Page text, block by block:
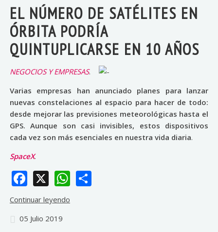
EL NÚMERO DE SATÉLITES EN
ÓRBITA PODRÍA
QUINTUPLICARSE EN 10 AÑOS
NEGOCIOS Y EMPRESAS.
Varias empresas han anunciado planes para lanzar
nuevas constelaciones al espacio para hacer de todo:
desde mejorar las previsiones meteorológicas hasta el
GPS. Aunque son casi invisibles, estos dispositivos
cada vez son más esenciales en nuestra vida diaria.
SpaceX.
Facebook
X WhatsApp
Continuar leyendo
05 Julio 2019